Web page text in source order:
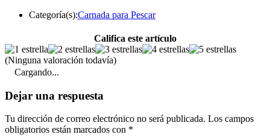
Categoría(s):Carnada para Pescar
Califica este artículo
(Ninguna valoración todavía)
Cargando...
Dejar una respuesta
Tu dirección de correo electrónico no será publicada. Los campos
obligatorios están marcados con *